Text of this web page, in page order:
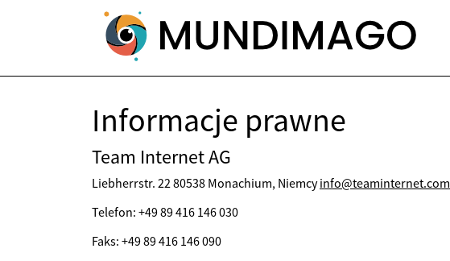
Informacje prawne
Team Internet AG
Liebherrstr. 22 80538 Monachium, Niemcyinfo@teaminternet.com
Telefon: +49 89 416 146 030
Faks: +49 89 416 146 090